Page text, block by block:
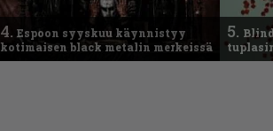
4. Espoon syyskuu käynnistyy
kotimaisen black metalin merkeissä
5.